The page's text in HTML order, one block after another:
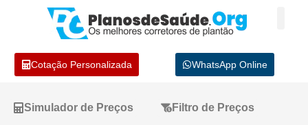
Cotação Personalizada WhatsApp Online
Simulador de Preços Filtro de Preços